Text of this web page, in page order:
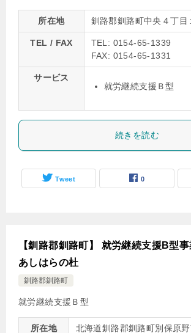
所在地 釧路郡釧路町中央４丁目
TEL / FAX
TEL: 0154-65-1339
FAX: 0154-65-1331
サービス
就労継続支援Ｂ型
続きを読む
Tweet 0
【釧路郡釧路町】 就労継続支援B
あしはらの杜
釧路郡釧路町
就労継続支援Ｂ型
所在地
北海道釧路郡釧路町別保原